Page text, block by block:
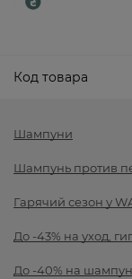
Код товара
Шампуни
Шампунь против
Гарячий сезон у
До -43% на уход,
До -40% на